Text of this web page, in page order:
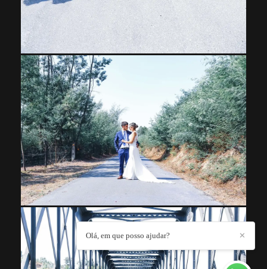
✕
Olá, em que posso ajudar?